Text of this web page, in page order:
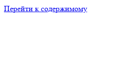
Перейти к содержимому